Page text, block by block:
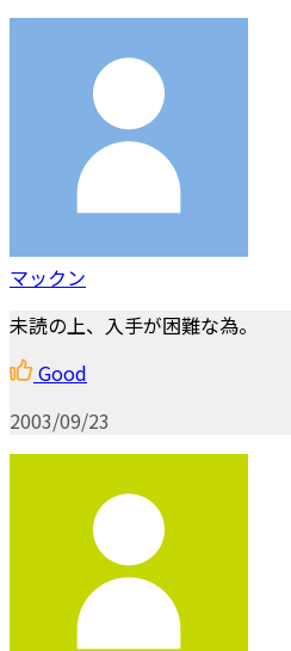
マックン
未読の上、入手が困難な為。
Good
2003/09/23